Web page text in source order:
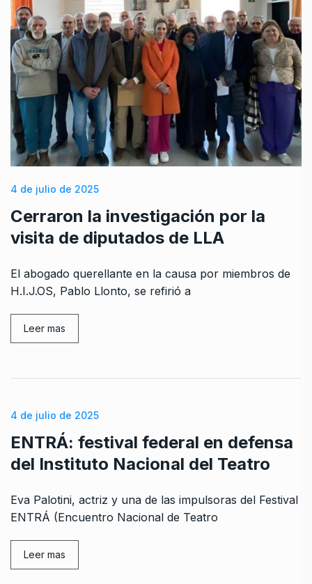
4 de julio de 2025
Cerraron la investigación por la
visita de diputados de LLA
El abogado querellante en la causa por miembros de
H.I.J.OS, Pablo Llonto, se refirió a
Leer mas
4 de julio de 2025
ENTRÁ: festival federal en defensa
del Instituto Nacional del Teatro
Eva Palotini, actriz y una de las impulsoras del Festival
ENTRÁ (Encuentro Nacional de Teatro
Leer mas